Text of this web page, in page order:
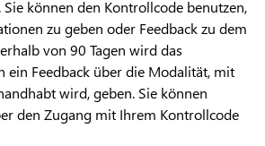
können den Kontrollcode benutzen,
zu geben oder Feedback zu dem
von 90 Tagen wird das
ein Feedback über die Modalität, mit
wird, geben. Sie können
den Zugang mit Ihrem Kontrollcode